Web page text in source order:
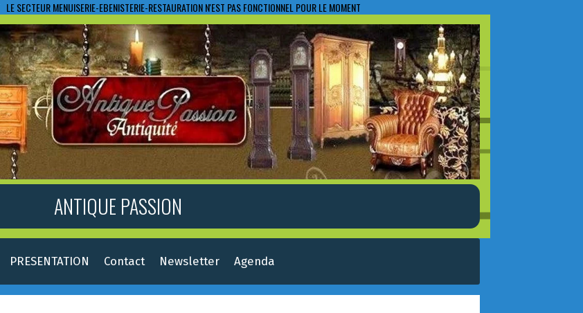
SECTEUR MENUISERIE-EBENISTERIE-RESTAURATION N'EST PAS FONCTIONNEL POUR LE MOMENT
ANTIQUE PASSION
PRESENTATION Contact Newsletter Agenda